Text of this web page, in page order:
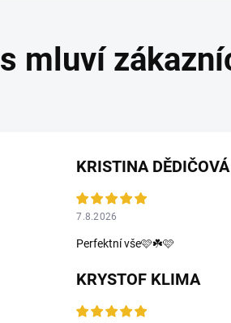
KRISTINA DĚDIČOVÁ
7.8.2026
Perfektní vše🩷☘️🩷
KRYSTOF KLIMA